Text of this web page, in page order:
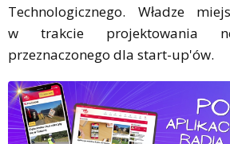
Technologicznego. Władze
w trakcie projektowania
przeznaczonego dla start-up'ów.